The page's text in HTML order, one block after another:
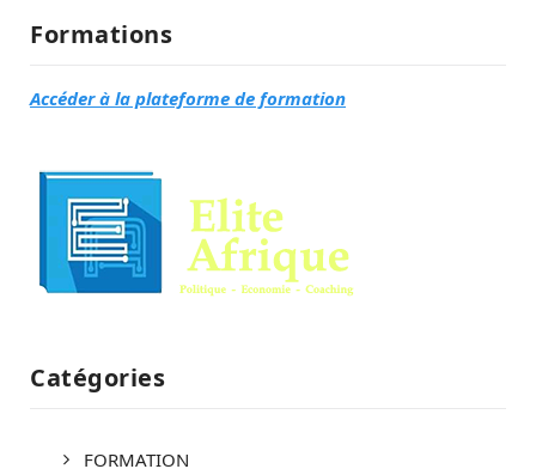
Formations
Accéder à la plateforme de formation
Catégories
FORMATION